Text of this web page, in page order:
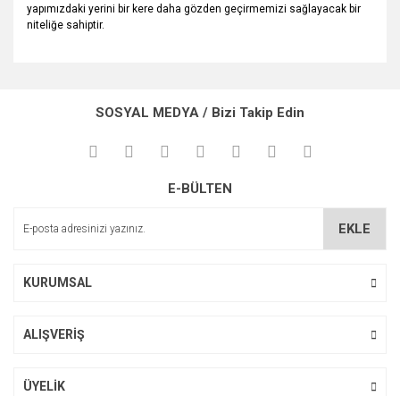
yapımızdaki yerini bir kere daha gözden geçirmemizi sağlayacak bir
niteliğe sahiptir.
kullanarak tarafımıza iletebilirsiniz.
Görüş ve önerileriniz için teşekkür ederiz.
Ürün açıklamasında eksik bilgiler bulunuyor.
SOSYAL MEDYA / Bizi Takip Edin
E-BÜLTEN
EKLE
KURUMSAL
ALIŞVERİŞ
ÜYELİK